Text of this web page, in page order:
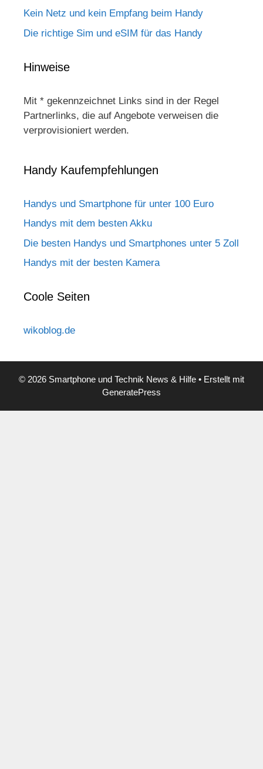
Kein Netz und kein Empfang beim Handy
Die richtige Sim und eSIM für das Handy
Hinweise
Mit * gekennzeichnet Links sind in der Regel
Partnerlinks, die auf Angebote verweisen die
verprovisioniert werden.
Handy Kaufempfehlungen
Handys und Smartphone für unter 100 Euro
Handys mit dem besten Akku
Die besten Handys und Smartphones unter 5 Zoll
Handys mit der besten Kamera
Coole Seiten
wikoblog.de
© 2026 Smartphone und Technik News & Hilfe • Erstellt mit
GeneratePress